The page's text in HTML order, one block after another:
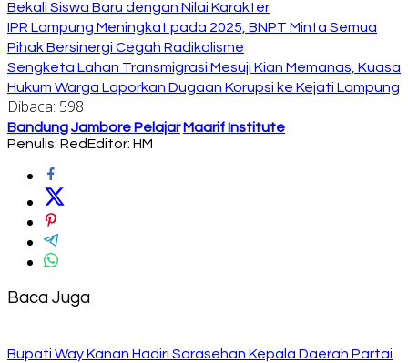
Bekali Siswa Baru dengan Nilai Karakter
IPR Lampung Meningkat pada 2025, BNPT Minta Semua
Pihak Bersinergi Cegah Radikalisme
Sengketa Lahan Transmigrasi Mesuji Kian Memanas, Kuasa
Hukum Warga Laporkan Dugaan Korupsi ke Kejati Lampung
Dibaca: 598
BandungJambore Pelajar Maarif Institute
Penulis: RedEditor: HM
Baca Juga
Bupati Way Kanan Hadiri Sarasehan Kepala Daerah Partai